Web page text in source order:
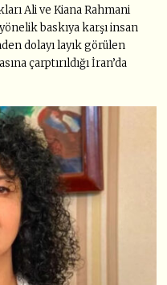
Ali ve Kiana Rahmani
baskıya karşı insan
dolayı layık görülen
çarptırıldığı İran’da